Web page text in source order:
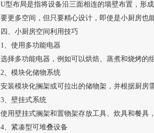
U型布局是指将设备沿三面相连的墙壁布置，
要更多空间，但只要精心设计，即使是小厨房也
四、小厨房空间利用技巧
1、使用多功能电器
选择多功能电器，例如可以烘焙、蒸煮和烧烤的
2、模块化储物系统
安装模块化搁架或可拉出的储物架，并根据厨房
3、壁挂式系统
使用壁挂式搁架和置物架存放工具、炊具和餐具
4、紧凑型可堆叠设备